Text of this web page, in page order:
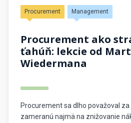
Procurement Management
Procurement ako
ťahúň: lekcie od
Wiedermana
Procurement sa dlho považoval za
zameranú najmä na znižovanie